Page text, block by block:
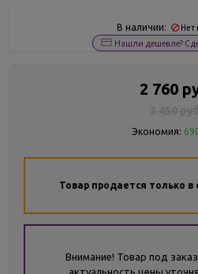
В наличии: Нет
Нашли дешевле?
2 760
Экономия:
Товар продается только в
Внимание! Товар под
актуальность цены